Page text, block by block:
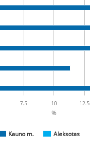
%
Kauno m. Aleksotas
10
7.5 12.5